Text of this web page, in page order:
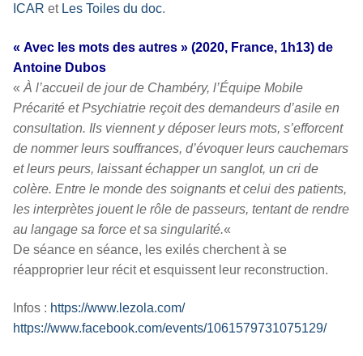
ICAR et Les Toiles du doc.
« Avec les mots des autres » (2020, France, 1h13) de
Antoine Dubos
« À l’accueil de jour de Chambéry, l’Équipe Mobile
Précarité et Psychiatrie reçoit des demandeurs d’asile en
consultation. Ils viennent y déposer leurs mots, s’efforcent
de nommer leurs souffrances, d’évoquer leurs cauchemars
et leurs peurs, laissant échapper un sanglot, un cri de
colère. Entre le monde des soignants et celui des patients,
les interprètes jouent le rôle de passeurs, tentant de rendre
au langage sa force et sa singularité.«
De séance en séance, les exilés cherchent à se
réapproprier leur récit et esquissent leur reconstruction.
Infos : https://www.lezola.com/
https://www.facebook.com/events/1061579731075129/